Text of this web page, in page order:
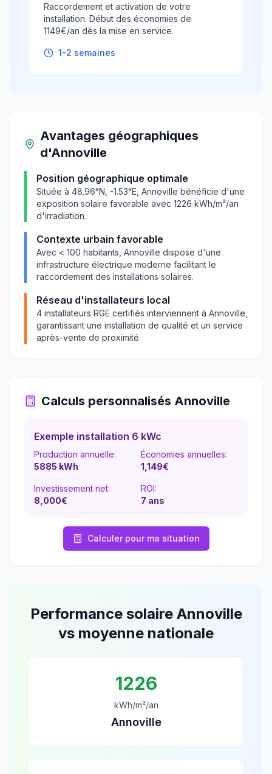
Raccordement et activation de votre
installation. Début des économies de
1149€/an dès la mise en service.
1-2 semaines
Avantages géographiques
d'Annoville
Position géographique optimale
Située à 48.96°N, -1.53°E, Annoville bénéficie d'une
exposition solaire favorable avec 1226 kWh/m²/an
d'irradiation.
Contexte urbain favorable
Avec < 100 habitants, Annoville dispose d'une
infrastructure électrique moderne facilitant le
raccordement des installations solaires.
Réseau d'installateurs local
4 installateurs RGE certifiés interviennent à Annoville
garantissant une installation de qualité et un service
après-vente de proximité.
Calculs personnalisés Annoville
Exemple installation 6 kWc
Production annuelle:
5885 kWh
Économies annuelles:
1,149€
Investissement net:
8,000€
ROI:
7 ans
Calculer pour ma situation
Performance solaire Annoville
vs moyenne nationale
1226
kWh/m²/an
Annoville